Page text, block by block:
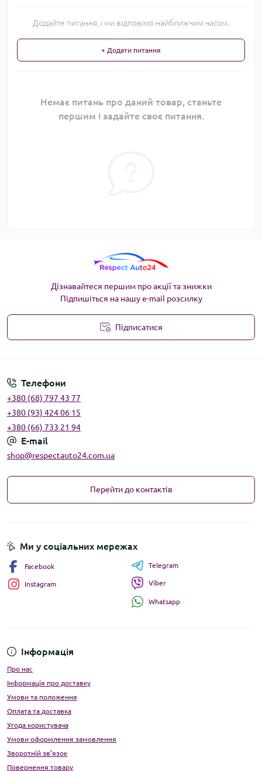
Додайте питання, і ми відповімо найближчим часом.
+ Додати питання
Немає питань про даний товар, станьте
першим і задайте своє питання.
Дізнавайтеся першим про акції та знижки
Підпишіться на нашу e-mail розсилку
Підписатися
Телефони
+380 (68) 797 43 77
+380 (93) 424 06 15
+380 (66) 733 21 94
E-mail
shop@respectauto24.com.ua
Перейти до контактів
Інформація
Про нас
Інформація про доставку
Умови та положення
Оплата та доставка
Угода користувача
Умови оформлення замовлення
Зворотній зв’язок
Повернення товару
Ми у соціальних мережах
Facebook
Instagram
Telegram
Viber
Whatsapp